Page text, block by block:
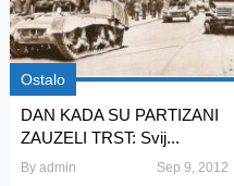
Ostalo
DAN KADA SU PARTIZANI
ZAUZELI TRST: Svij...
By admin Sep 9, 2012